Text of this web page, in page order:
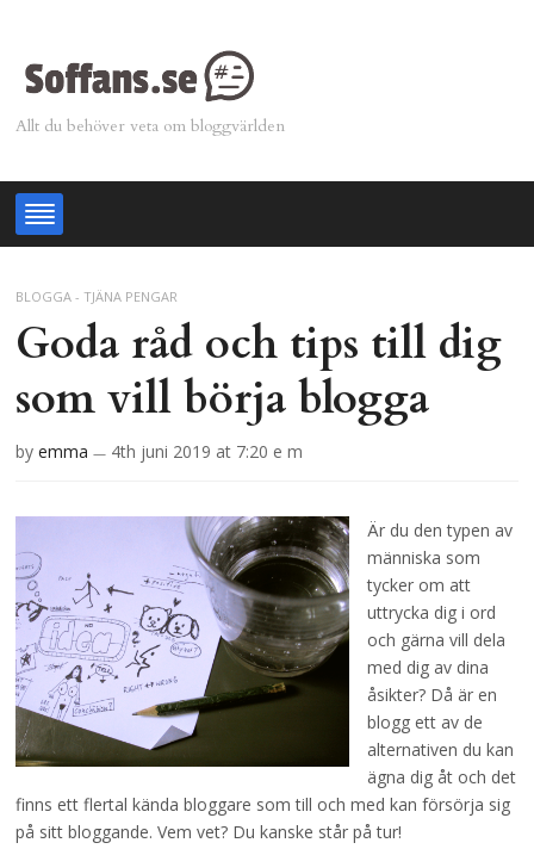
Allt du behöver veta om bloggvärlden
BLOGGA - TJÄNA PENGAR
Goda råd och tips till dig
som vill börja blogga
byemma — 4th juni 2019 at 7:20 e m
Är du den typen av
människa som
tycker om att
uttrycka dig i ord
och gärna vill dela
med dig av dina
åsikter? Då är en
blogg ett av de
alternativen du kan
ägna dig åt och det
finns ett flertal kända bloggare som till och med kan försörja sig
på sitt bloggande. Vem vet? Du kanske står på tur!